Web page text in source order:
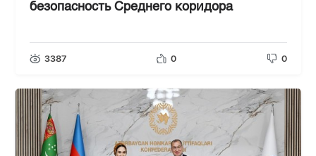
безопасность Среднего коридора
3387 0 0